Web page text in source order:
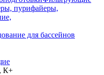
пурифайеры,
для бассейнов
К+